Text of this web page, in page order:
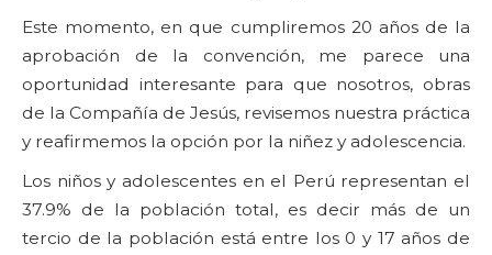
Este momento, en que cumpliremos 20 años de la
aprobación de la convención, me parece una
oportunidad interesante para que nosotros, obras
de la Compañía de Jesús, revisemos nuestra práctica
y reafirmemos la opción por la niñez y adolescencia.
Los niños y adolescentes en el Perú representan el
37.9% de la población total, es decir más de un
tercio de la población está entre los 0 y 17 años de